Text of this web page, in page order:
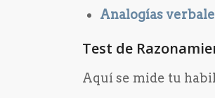
Analogías
Test de
Aquí se mide tu